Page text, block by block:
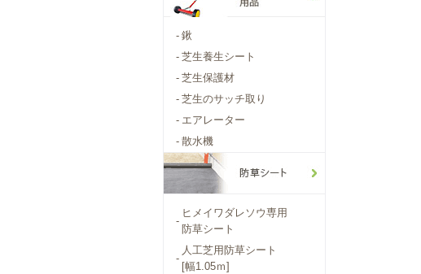
- 鍬
- 芝生養生シート
- 芝生保護材
- 芝生のサッチ取り
- エアレーター
- 散水機
-
ヒメイワダレソウ専用
防草シート
-
人工芝用防草シート
[幅1.05ｍ]